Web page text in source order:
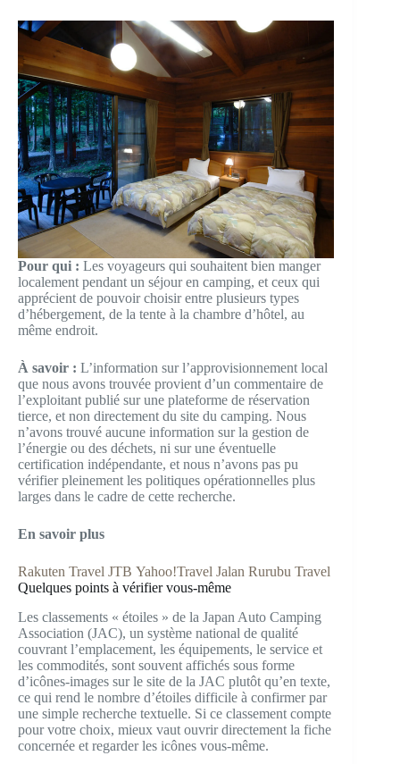
Pour qui : Les voyageurs qui souhaitent bien manger
localement pendant un séjour en camping, et ceux qui
apprécient de pouvoir choisir entre plusieurs types
d’hébergement, de la tente à la chambre d’hôtel, au
même endroit.
À savoir : L’information sur l’approvisionnement local
que nous avons trouvée provient d’un commentaire de
l’exploitant publié sur une plateforme de réservation
tierce, et non directement du site du camping. Nous
n’avons trouvé aucune information sur la gestion de
l’énergie ou des déchets, ni sur une éventuelle
certification indépendante, et nous n’avons pas pu
vérifier pleinement les politiques opérationnelles plus
larges dans le cadre de cette recherche.
En savoir plus
Rakuten Travel JTB Yahoo!Travel Jalan Rurubu Travel
Quelques points à vérifier vous-même
Les classements « étoiles » de la Japan Auto Camping
Association (JAC), un système national de qualité
couvrant l’emplacement, les équipements, le service et
les commodités, sont souvent affichés sous forme
d’icônes-images sur le site de la JAC plutôt qu’en texte,
ce qui rend le nombre d’étoiles difficile à confirmer par
une simple recherche textuelle. Si ce classement compte
pour votre choix, mieux vaut ouvrir directement la fiche
concernée et regarder les icônes vous-même.